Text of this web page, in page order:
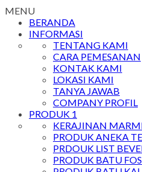
MENU
BERANDA
INFORMASI
TENTANG KAMI
CARA PEMESANAN
KONTAK KAMI
LOKASI KAMI
TANYA JAWAB
COMPANY PROFIL
PRODUK 1
KERAJINAN
PRODUK ANEKA
PRDOUK LIST
PRODUK BATU